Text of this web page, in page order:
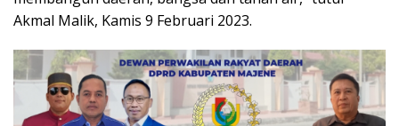
Akmal Malik, Kamis 9 Februari 2023.